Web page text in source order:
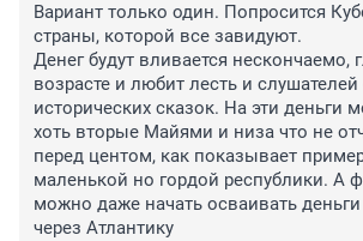
Вариант только один. Попросится
страны, которой все завидуют.
Денег будут вливается нескончаемо,
возрасте и любит лесть и
исторических сказок. На эти деньги
хоть вторые Майями и низа что не
перед центом, как показывает
маленькой но гордой республики. А
можно даже начать осваивать
через Атлантику